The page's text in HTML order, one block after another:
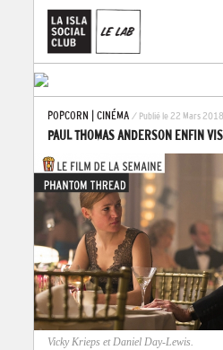
POPCORN CINÉMA / Publié le 22 Mars 2018
PAUL THOMAS ANDERSON ENFIN
Vicky Krieps et Daniel Day-Lewis.